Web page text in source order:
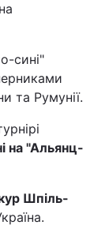
сині"
та Румунії.
на "Альянц-
Шпіль-